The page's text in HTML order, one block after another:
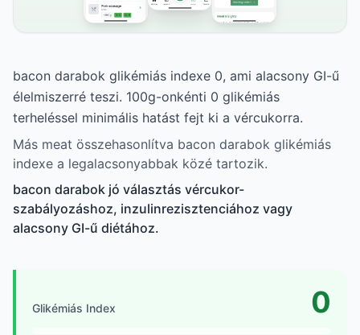
bacon darabok glikémiás indexe 0, ami alacsony GI-ű
élelmiszerré teszi. 100g-onkénti 0 glikémiás
terheléssel minimális hatást fejt ki a vércukorra.
Más meat összehasonlítva bacon darabok glikémiás
indexe a legalacsonyabbak közé tartozik.
bacon darabok jó választás vércukor-
szabályozáshoz, inzulinrezisztenciához vagy
alacsony GI-ű diétához.
Glikémiás Index 0